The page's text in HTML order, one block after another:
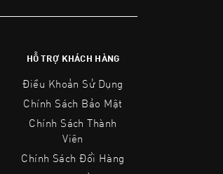
HỖ TRỢ KHÁCH HÀNG
Điều Khoản Sử Dụng
Chính Sách Bảo Mật
Chính Sách Thành
Viên
Chính Sách Đổi Hàng